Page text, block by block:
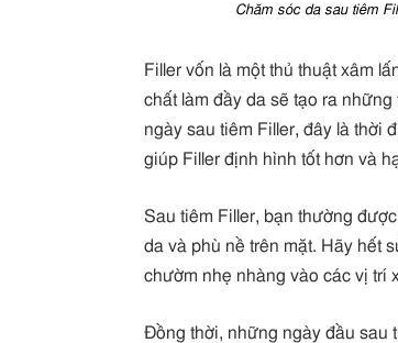
Chăm sóc da sau tiêm
Filler vốn là một thủ thuật xâm
chất làm đầy da sẽ tạo ra
ngày sau tiêm Filler, đây là thời
giúp Filler định hình tốt hơn và
Sau tiêm Filler, bạn thường
da và phù nề trên mặt. Hãy hết
chườm nhẹ nhàng vào các vị trí
Đồng thời, những ngày đầu sau